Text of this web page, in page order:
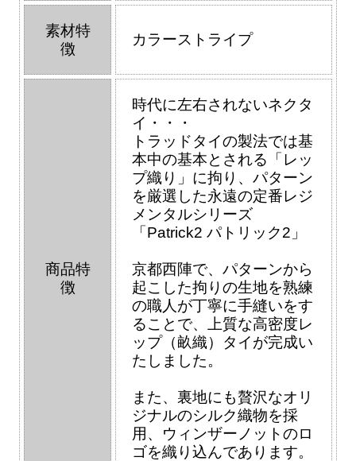
素材特
徴
カラーストライプ
商品特
徴
時代に左右されないネクタ
イ・・・
トラッドタイの製法では基
本中の基本とされる「レッ
プ織り」に拘り、パターン
を厳選した永遠の定番レジ
メンタルシリーズ
「Patrick2 パトリック2」
京都西陣で、パターンから
起こした拘りの生地を熟練
の職人が丁寧に手縫いをす
ることで、上質な高密度レ
ップ（畝織）タイが完成い
たしました。
また、裏地にも贅沢なオリ
ジナルのシルク織物を採
用、ウィンザーノットのロ
ゴを織り込んであります。